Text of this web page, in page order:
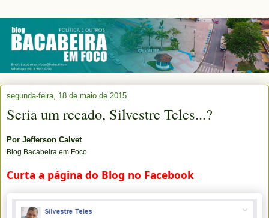
segunda-feira, 18 de maio de 2015
Seria um recado, Silvestre Teles...?
Por Jefferson Calvet
Blog Bacabeira em Foco
Curta a página do Blog no Facebook